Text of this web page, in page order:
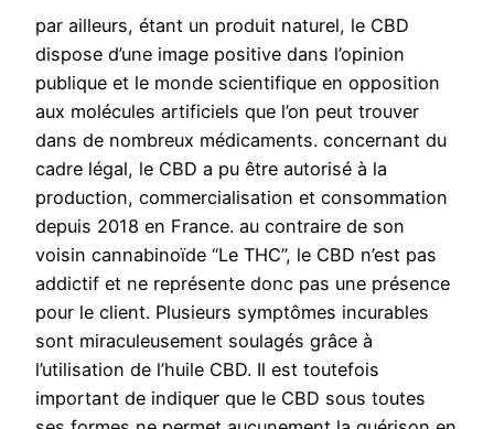
par ailleurs, étant un produit naturel, le CBD
dispose d’une image positive dans l’opinion
publique et le monde scientifique en opposition
aux molécules artificiels que l’on peut trouver
dans de nombreux médicaments. concernant du
cadre légal, le CBD a pu être autorisé à la
production, commercialisation et consommation
depuis 2018 en France. au contraire de son
voisin cannabinoïde “Le THC”, le CBD n’est pas
addictif et ne représente donc pas une présence
pour le client. Plusieurs symptômes incurables
sont miraculeusement soulagés grâce à
l’utilisation de l’huile CBD. Il est toutefois
important de indiquer que le CBD sous toutes